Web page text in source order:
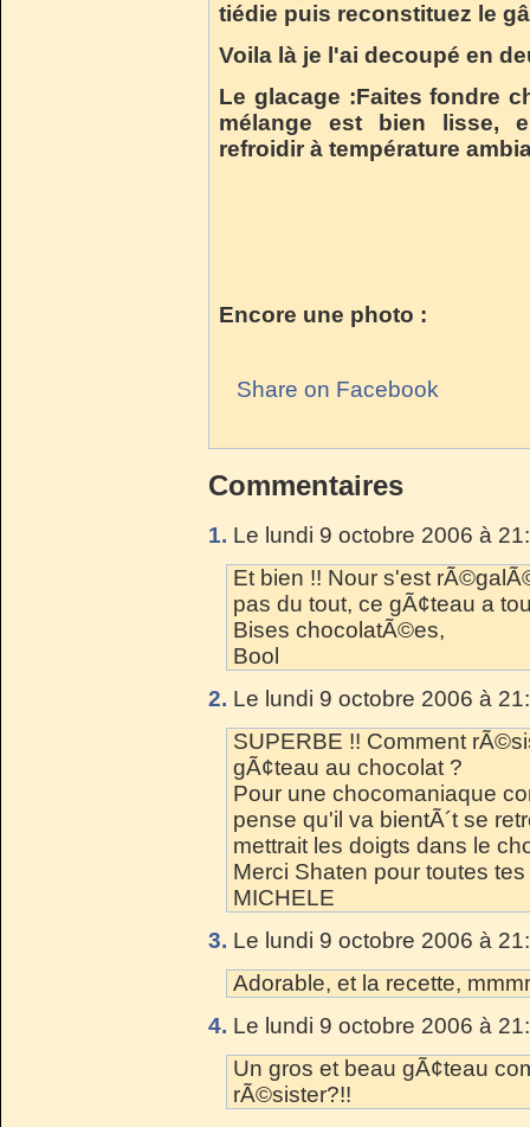
tiédie puis reconstituez le
Voila là je l'ai decoupé en
Le glacage :Faites fondre
mélange est bien lisse,
refroidir à température
Encore une photo :
Share on Facebook
Commentaires
1. Le lundi 9 octobre 2006 à
Et bien !! Nour s'est
pas du tout, ce gÃ¢teau a
Bises chocolatÃ©es,
Bool
2. Le lundi 9 octobre 2006 à
SUPERBE !! Comment
gÃ¢teau au chocolat ?
Pour une chocomaniaque
pense qu'il va bientÃ´t se
mettrait les doigts dans le
Merci Shaten pour toutes
MICHELE
3. Le lundi 9 octobre 2006 à
Adorable, et la recette,
4. Le lundi 9 octobre 2006 à
Un gros et beau gÃ¢teau
rÃ©sister?!!